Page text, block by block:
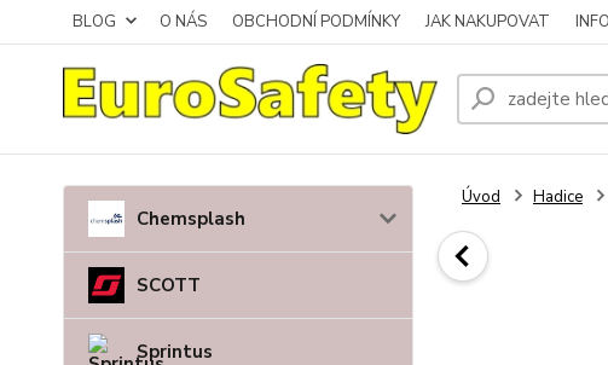
BLOG O NÁS OBCHODNÍ PODMÍNKY JAK NAKUPOVAT
Chemsplash
SCOTT
Sprintus
Úvod Hadice